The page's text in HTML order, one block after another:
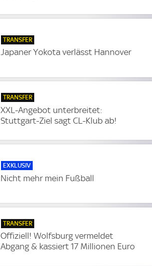
TRANSFER
Japaner Yokota verlässt Hannover
TRANSFER
XXL-Angebot unterbreitet:
Stuttgart-Ziel sagt CL-Klub ab!
EXKLUSIV
Nicht mehr mein Fußball
TRANSFER
Offiziell! Wolfsburg vermeldet
Abgang & kassiert 17 Millionen Euro